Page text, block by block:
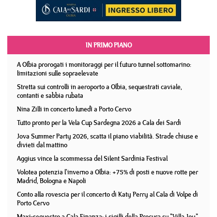
IN PRIMO PIANO
A Olbia prorogati i monitoraggi per il futuro tunnel sottomarino:
limitazioni sulle sopraelevate
Stretta sui controlli in aeroporto a Olbia, sequestrati caviale,
contanti e sabbia rubata
Nina Zilli in concerto lunedì a Porto Cervo
Tutto pronto per la Vela Cup Sardegna 2026 a Cala dei Sardi
Jova Summer Party 2026, scatta il piano viabilità. Strade chiuse e
divieti dal mattino
Aggius vince la scommessa del Silent Sardinia Festival
Volotea potenzia l'inverno a Olbia: +75% di posti e nuove rotte per
Madrid, Bologna e Napoli
Conto alla rovescia per il concerto di Katy Perry al Cala di Volpe di
Porto Cervo